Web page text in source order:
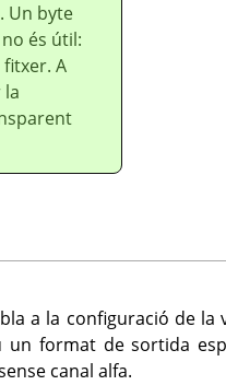
. Un byte
és útil:
A
la
a la configuració de la
format de sortida
canal alfa.